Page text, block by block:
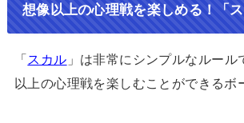
想像以上の心理戦を楽しめる！「ス
「 スカル 」は非常にシンプルなルール
以上の心理戦を楽しむことができるボ